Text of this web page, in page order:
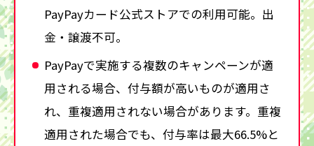
PayPayカード公式ストアでの利用可能。出
金・譲渡不可。
PayPayで実施する複数のキャンペーンが適
用される場合、付与額が高いものが適用さ
れ、重複適用されない場合があります。重複
適用された場合でも、付与率は最大66.5%と